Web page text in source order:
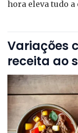
hora eleva tudo
Variações
receita ao